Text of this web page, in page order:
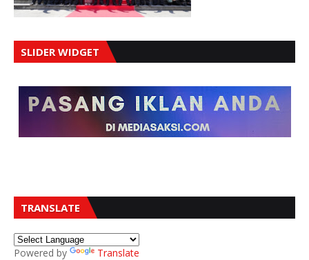
SLIDER WIDGET
TRANSLATE
Powered by Translate